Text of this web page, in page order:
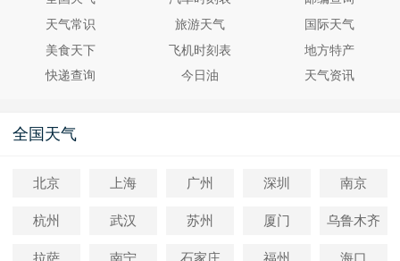
天气常识
旅游天气
国际天气
美食天下
飞机时刻表
地方特产
快递查询
今日油 天气资讯
全国天气
北京 上海 广州 深圳 南京
杭州 武汉 苏州 厦门 乌鲁木齐